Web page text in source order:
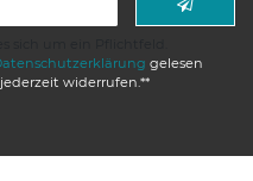
gelesen
widerrufen.**